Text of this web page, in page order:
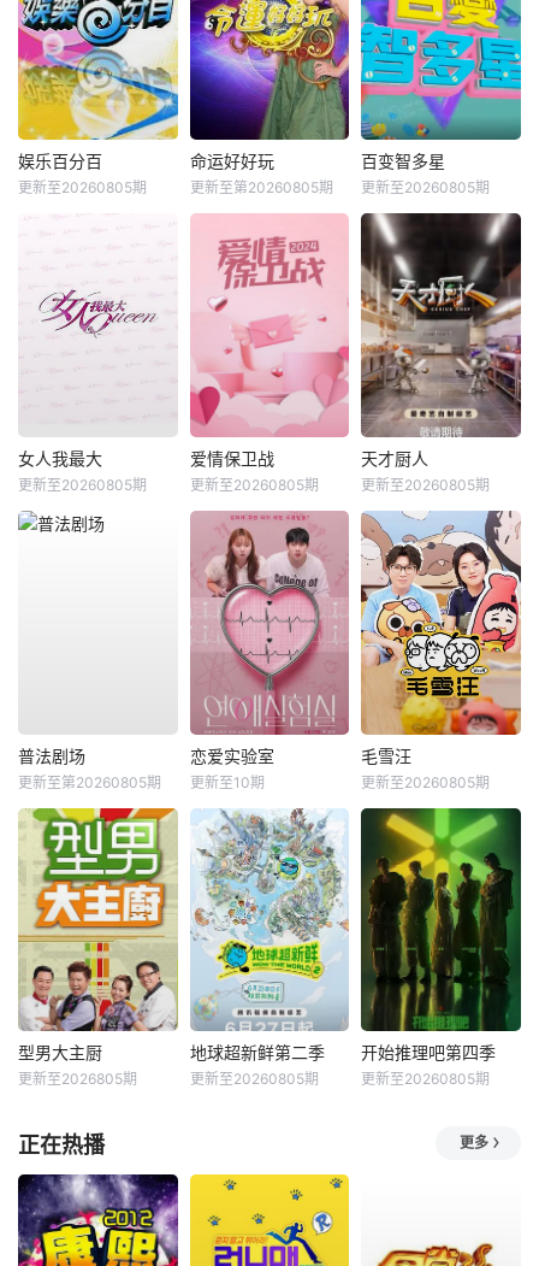
娱乐百分百
更新至20260805期
命运好好玩
更新至第20260805期
百变智多星
更新至20260805期
女人我最大
更新至20260805期
爱情保卫战
更新至20260805期
天才厨人
更新至20260805期
普法剧场
更新至第20260805期
恋爱实验室
更新至10期
毛雪汪
更新至20260805期
型男大主厨
更新至2026805期
地球超新鲜第二季
更新至20260805期
开始推理吧第四季
更新至20260805期
正在热播 更多